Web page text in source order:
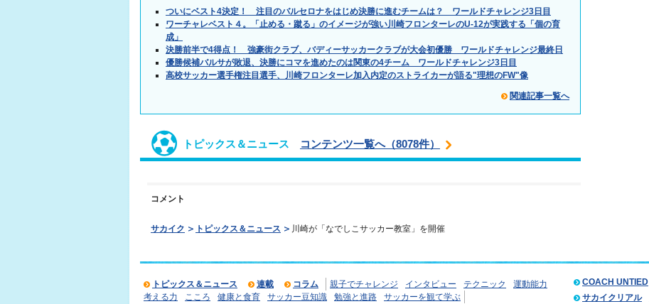
ついにベスト4決定！ 注目のバルセロナをはじめ決勝に進むチームは？ ワールドチャレンジ3日目
ワーチャレベスト４。「止める・蹴る」のイメージが強い川崎フロンターレのU-12が実践する「個の育
成」
決勝前半で4得点！ 強豪街クラブ、バディーサッカークラブが大会初優勝 ワールドチャレンジ最終日
優勝候補バルサが敗退、決勝にコマを進めたのは関東の4チーム ワールドチャレンジ3日目
高校サッカー選手権注目選手、川崎フロンターレ加入内定のストライカーが語る"理想のFW"像
関連記事一覧へ
トピックス＆ニュース コンテンツ一覧へ（8078件）
コメント
サカイク トピックス＆ニュース 川崎が「なでしこサッカー教室」を開催
トピックス＆ニュース 連載 コラム 親子でチャレンジ インタビュー テクニック
運動能力
考える力
こころ 健康と食育 サッカー豆知識 勉強と進路
サッカーを観て学ぶ
COACH UNTIED
サカイクリアル